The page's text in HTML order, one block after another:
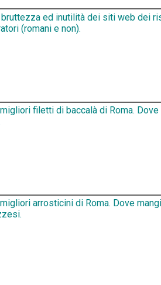
bruttezza ed inutilità dei siti web dei
(romani e non).
filetti di baccalà di Roma.
arrosticini di Roma. Dove